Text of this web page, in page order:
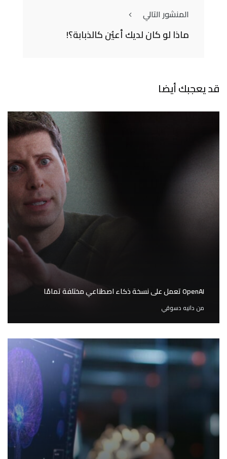
المنشور التالي
ماذا لو كان لديك أعيُن كالذبابة؟!
قد يعجبك أيضا
OpenAI تعمل على نسخة ذكاء اصطناعي مختلفة تمامًا
من دانيه دسوقي